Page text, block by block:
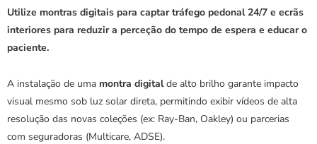
Utilize montras digitais para captar tráfego pedonal 24/7 e ecrãs
interiores para reduzir a perceção do tempo de espera e educar o
paciente.
A instalação de uma montra digital de alto brilho garante impacto
visual mesmo sob luz solar direta, permitindo exibir vídeos de alta
resolução das novas coleções (ex: Ray-Ban, Oakley) ou parcerias
com seguradoras (Multicare, ADSE).